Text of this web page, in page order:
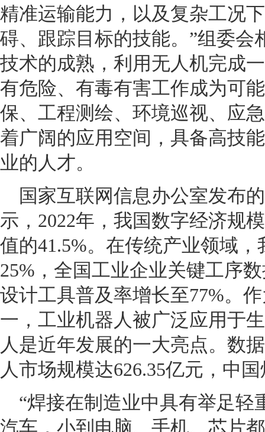
精准运输能力，以及复杂工况
碍、跟踪目标的技能。”组委
技术的成熟，利用无人机完成
有危险、有毒有害工作成为可
保、工程测绘、环境巡视、应
着广阔的应用空间，具备高技
业的人才。
国家互联网信息办公室发布
示，2022年，我国数字经济规
值的41.5%。在传统产业领域
25%，全国工业企业关键工序
设计工具普及率增长至77%。
一，工业机器人被广泛应用于
人是近年发展的一大亮点。数
人市场规模达626.35亿元，中
“焊接在制造业中具有举足
汽车，小到电脑、手机、芯片